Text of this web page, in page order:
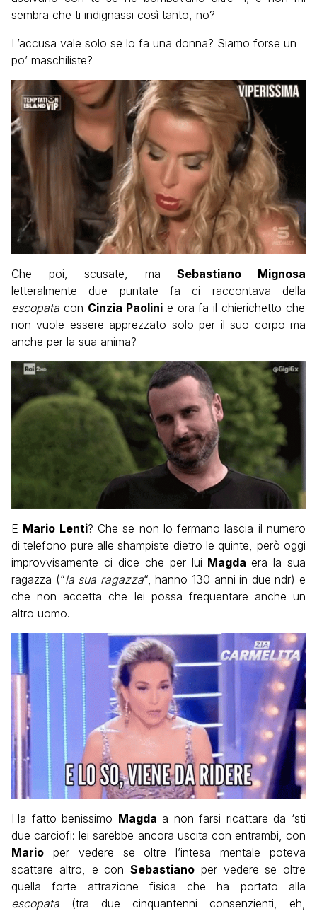
sembra che ti indignassi così tanto, no?
L’accusa vale solo se lo fa una donna? Siamo forse un
po’ maschiliste?
Che poi, scusate, maSebastiano Mignosa
letteralmente due puntate fa ci raccontava della
escopata con Cinzia Paolinie ora fa il chierichetto che
non vuole essere apprezzato solo per il suo corpo ma
anche per la sua anima?
E Mario Lenti? Che se non lo fermano lascia il numero
di telefono pure alle shampiste dietro le quinte, però oggi
improvvisamente ci dice che per lui Magda era la sua
ragazza (“la sua ragazza“, hanno 130 anni in due ndr) e
che non accetta che lei possa frequentare anche un
altro uomo.
Ha fatto benissimo Magda a non farsi ricattare da ‘sti
due carciofi: lei sarebbe ancora uscita con entrambi, con
Mario per vedere se oltre l’intesa mentale poteva
scattare altro, e con Sebastiano per vedere se oltre
quella forte attrazione fisica che ha portato alla
escopata (tra due cinquantenni consenzienti, eh,